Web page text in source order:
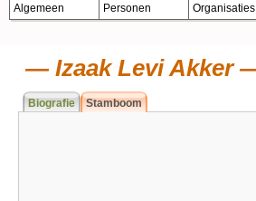
Algemeen Personen Organisaties
Izaak Levi Akker
Biografie Stamboom